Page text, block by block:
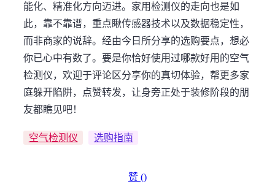
能化、精准化方向迈进。家用检测仪的走向也是如
此，靠不靠谱，重点瞅传感器技术以及数据稳定性，
而非商家的说辞。经由今日所分享的选购要点，想必
你已心中有数了。要是你恰好使用过哪款好用的空气
检测仪，欢迎于评论区分享你的真切体验，帮更多家
庭躲开陷阱，点赞转发，让身旁正处于装修阶段的朋
友都瞧见吧！
空气检测仪 选购指南
赞 ()